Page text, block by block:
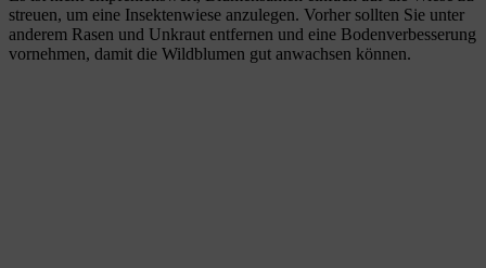
streuen, um eine Insektenwiese anzulegen. Vorher sollten Sie unter
anderem Rasen und Unkraut entfernen und eine Bodenverbesserung
vornehmen, damit die Wildblumen gut anwachsen können.